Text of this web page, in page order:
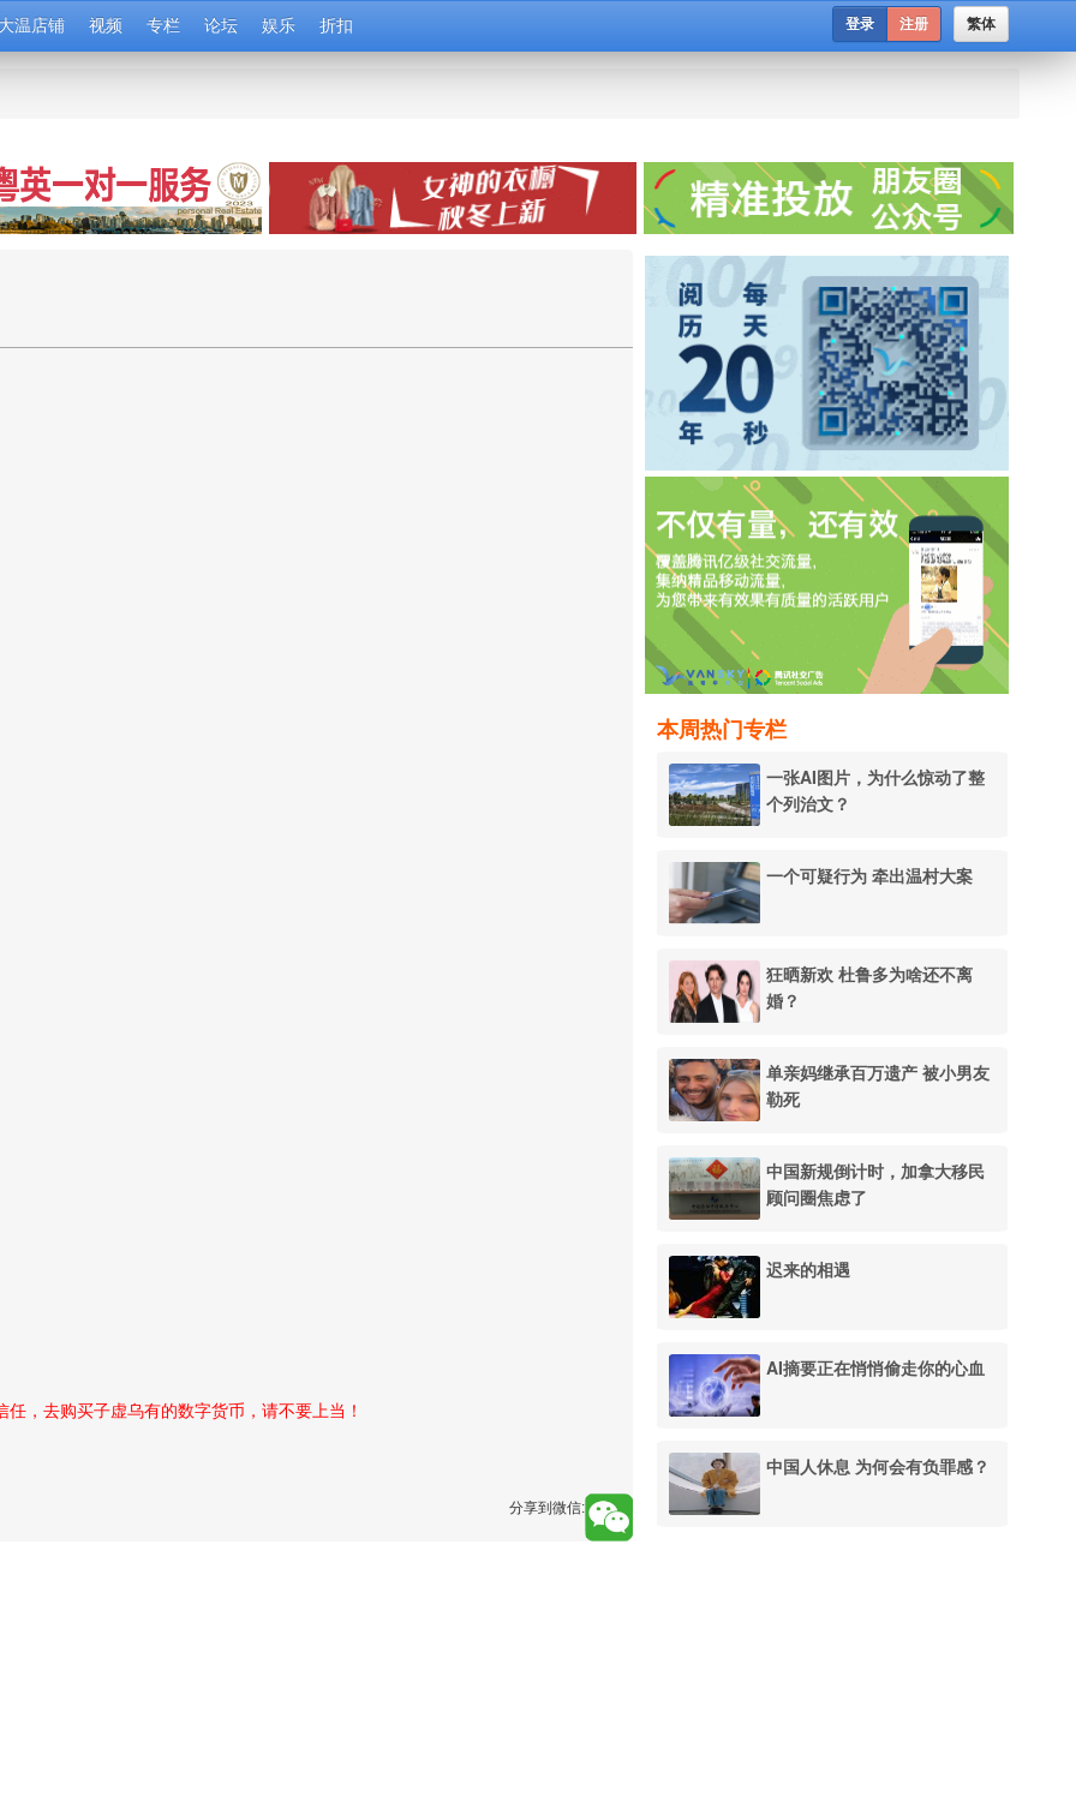
温店铺 视频 专栏 论坛 娱乐 折扣 繁体
登录 注册
本周热门专栏
一张AI图片，为什么惊动了整
个列治文？
一个可疑行为 牵出温村大案
狂晒新欢 杜鲁多为啥还不离
婚？
单亲妈继承百万遗产 被小男友
勒死
中国新规倒计时，加拿大移民
顾问圈焦虑了
迟来的相遇
AI摘要正在悄悄偷走你的心血
中国人休息 为何会有负罪感？
，去购买子虚乌有的数字货币，请不要上当！
分享到微信: